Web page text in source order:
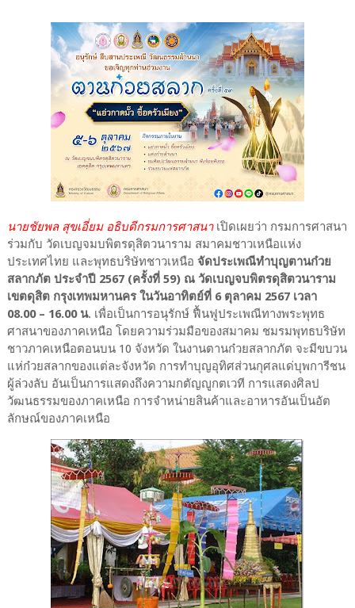
นายชัยพล สุขเอี่ยม อธิบดีกรมการศาสนาเปิดเผยว่า กรมการศาสนา
ร่วมกับ วัดเบญจมบพิตรดุสิตวนาราม สมาคมชาวเหนือแห่ง
ประเทศไทย และพุทธบริษัทชาวเหนือ จัดประเพณีทำบุญตานก๋วย
สลากภัต ประจำปี 2567 (ครั้งที่ 59) ณ วัดเบญจบพิตรดุสิตวนาราม
เขตดุสิต กรุงเทพมหานคร ในวันอาทิตย์ที่ 6 ตุลาคม 2567 เวลา
08.00 – 16.00 น. เพื่อเป็นการอนุรักษ์ ฟื้นฟูประเพณีทางพระพุทธ
ศาสนาของภาคเหนือ โดยความร่วมมือของสมาคม ชมรมพุทธบริษัท
ชาวภาคเหนือตอนบน 10 จังหวัด ในงานตานก๋วยสลากภัต จะมีขบวน
แห่ก๋วยสลากของแต่ละจังหวัด การทำบุญอุทิศส่วนกุศลแด่บุพการีชน
ผู้ล่วงลับ อันเป็นการแสดงถึงความกตัญญูกตเวที การแสดงศิลป
วัฒนธรรมของภาคเหนือ การจำหน่ายสินค้าและอาหารอันเป็นอัต
ลักษณ์ของภาคเหนือ